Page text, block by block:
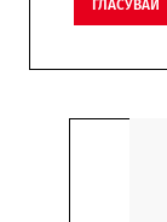
ГЛАСУВАЙ